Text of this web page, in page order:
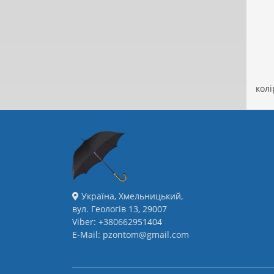
Україна, Хмельницький,
вул. Геологів 13, 29007
Viber: +380662951404
E-Mail: pzontom@gmail.com